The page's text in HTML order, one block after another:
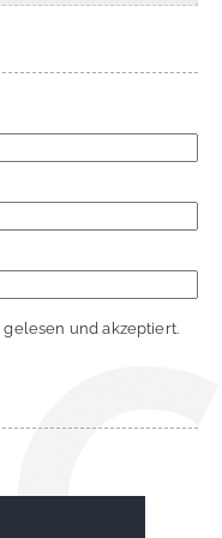
gelesen und akzeptiert.